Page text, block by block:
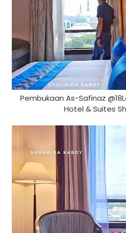
Pembukaan As-Safinaz
Hotel & Suites